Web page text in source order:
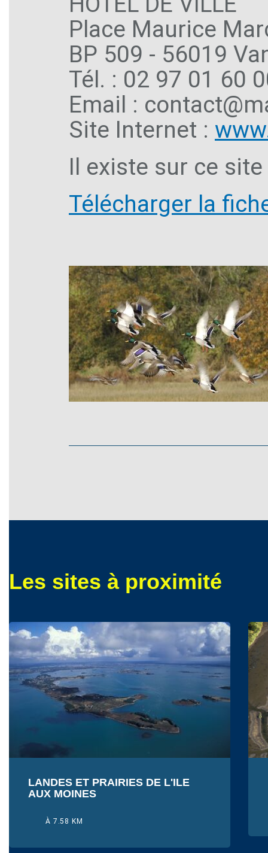
Place Maurice
BP 509 - 56019
Tél. : 02 97 01 60
Email :
Site Internet :
Il existe sur ce
Télécharger la
Les sites à proximité
LANDES ET PRAIRIES DE L'ILE
AUX MOINES
À 7.58 KM